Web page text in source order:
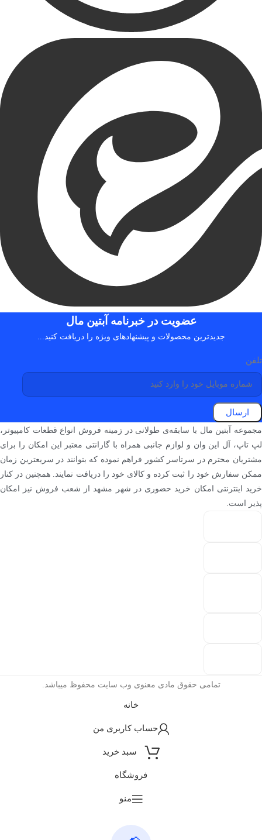
عضویت در خبرنامه آبتین مال
جدیدترین محصولات و پیشنهادهای ویژه را دریافت کنید...
تلفن
ارسال
مجموعه آبتین مال با سابقه‌ی طولانی در زمینه فروش انواع قطعات کامپیوتر،
لپ تاپ، آل این وان و لوازم جانبی همراه با گارانتی معتبر این امکان را برای
مشتریان محترم در سرتاسر کشور فراهم نموده که بتوانند در سریعترین زمان
ممکن سفارش خود را ثبت کرده و کالای خود را دریافت نمایند. همچنین در کنار
خرید اینترنتی امکان خرید حضوری در شهر مشهد از شعب فروش نیز امکان
پذیر است.
تمامی حقوق مادی معنوی وب سایت محفوظ میباشد.
خانه
حساب کاربری من
سبد خرید
فروشگاه
منو